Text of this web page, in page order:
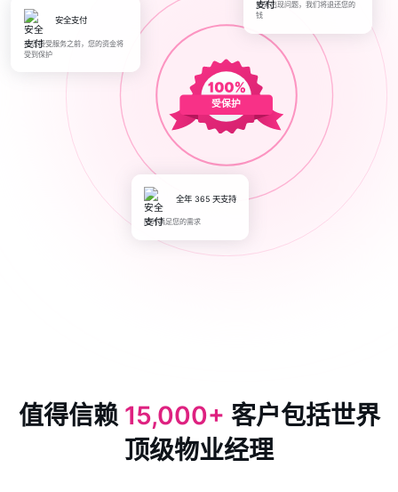
受保护
安全支付
在您接受服务之前，您的资金将
受到保护
如果出现问题，我们将退还您的
钱
全年 365 天支持
随时满足您的需求
值得信赖 15,000+ 客户包括世界
顶级物业经理